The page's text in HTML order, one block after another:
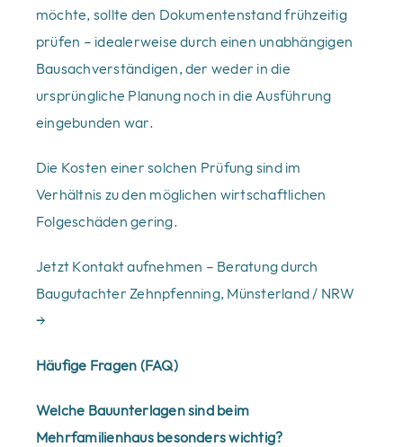
möchte, sollte den Dokumentenstand frühzeitig
prüfen – idealerweise durch einen unabhängigen
Bausachverständigen, der weder in die
ursprüngliche Planung noch in die Ausführung
eingebunden war.
Die Kosten einer solchen Prüfung sind im
Verhältnis zu den möglichen wirtschaftlichen
Folgeschäden gering.
Jetzt Kontakt aufnehmen – Beratung durch
Baugutachter Zehnpfenning, Münsterland / NRW
→
Häufige Fragen (FAQ)
Welche Bauunterlagen sind beim
Mehrfamilienhaus besonders wichtig?